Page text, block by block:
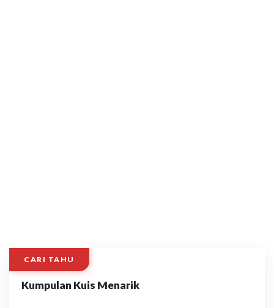
CARI TAHU
Kumpulan Kuis Menarik